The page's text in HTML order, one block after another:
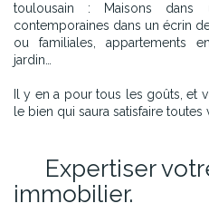
toulousain : Maisons dans
contemporaines dans un écrin
ou familiales, appartements
jardin…
Il y en a pour tous les goûts, et
le bien qui saura satisfaire toutes
Expertiser
immobilier.